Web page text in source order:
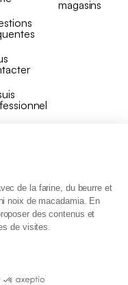
de la farine, du beurre et
noix de macadamia. En
des contenus et
de visites.
magasins
vente
de fidélité
Pro